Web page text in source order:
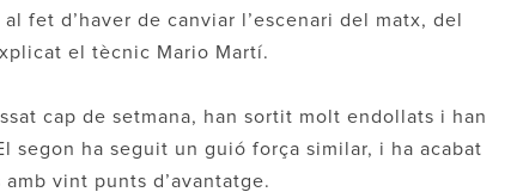
fet d’haver de canviar l’escenari del matx, del
el tècnic Mario Martí.
cap de setmana, han sortit molt endollats i han
segon ha seguit un guió força similar, i ha acabat
vint punts d’avantatge.